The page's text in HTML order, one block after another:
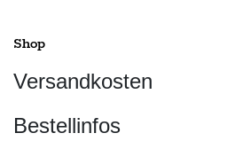
Shop
Versandkosten
Bestellinfos